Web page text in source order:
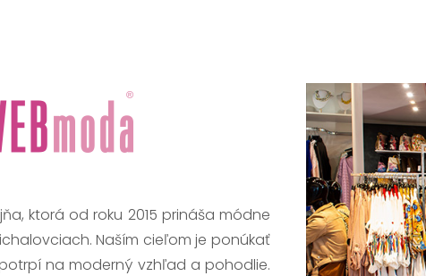
ktorá od roku 2015 prináša módne
Naším cieľom je ponúkať
na moderný vzhľad a pohodlie.